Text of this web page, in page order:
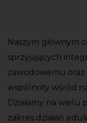
Naszym głównym
sprzyjających
zawodowemu
wspólnoty wśród
Działamy na wielu
zakres działań